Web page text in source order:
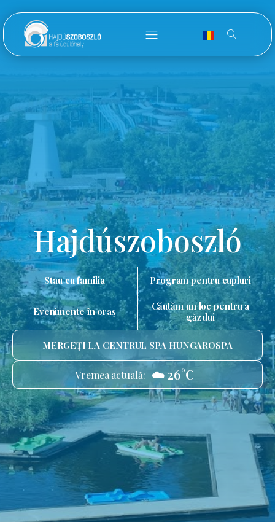
Hajdúszoboszló
Stau cu familia Program pentru cupluri
Evenimente în oraș
Căutăm un loc pentru a
găzdui
MERGEȚI LA CENTRUL SPA HUNGAROSPA
Vremea actuală: ☁️ 26°C